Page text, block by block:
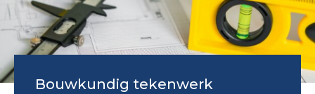
Bouwkundig tekenwerk